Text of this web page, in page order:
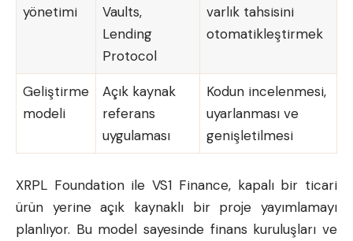
yönetimi
Vaults,
Lending
Protocol
varlık tahsisini
otomatikleştirmek
Geliştirme
modeli
Açık kaynak
referans
uygulaması
Kodun incelenmesi,
uyarlanması ve
genişletilmesi
XRPL Foundation ile VS1 Finance, kapalı bir ticari
ürün yerine açık kaynaklı bir proje yayımlamayı
planlıyor. Bu model sayesinde finans kuruluşları ve